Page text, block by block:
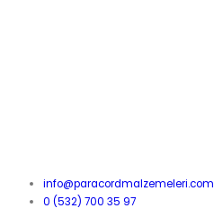
info@paracordmalzemeleri.com
0 (532) 700 35 97